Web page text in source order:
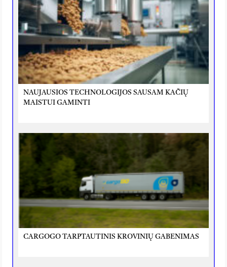
NAUJAUSIOS TECHNOLOGIJOS SAUSAM KAČIŲ
MAISTUI GAMINTI
CARGOGO TARPTAUTINIS KROVINIŲ GABENIMAS